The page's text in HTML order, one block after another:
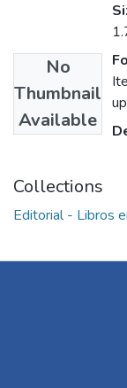
No
Thumbnail
Available
Collections
Editorial - Libros